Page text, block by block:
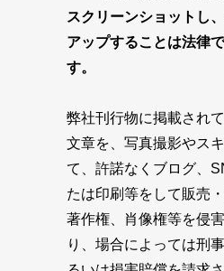
スクリーンショットし
アップすることは法律
す。
弊社刊行物に掲載され
文章を、写真撮影やス
て、許諾なくブログ、
たは印刷等をして販売
著作権、肖像権等を侵
り、場合によっては刑